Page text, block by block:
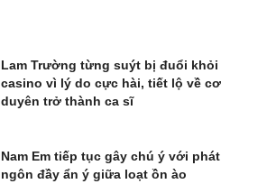
Lam Trường từng suýt bị đuổi khỏi
casino vì lý do cực hài, tiết lộ về cơ
duyên trở thành ca sĩ
Nam Em tiếp tục gây chú ý với phát
ngôn đầy ẩn ý giữa loạt ồn ào